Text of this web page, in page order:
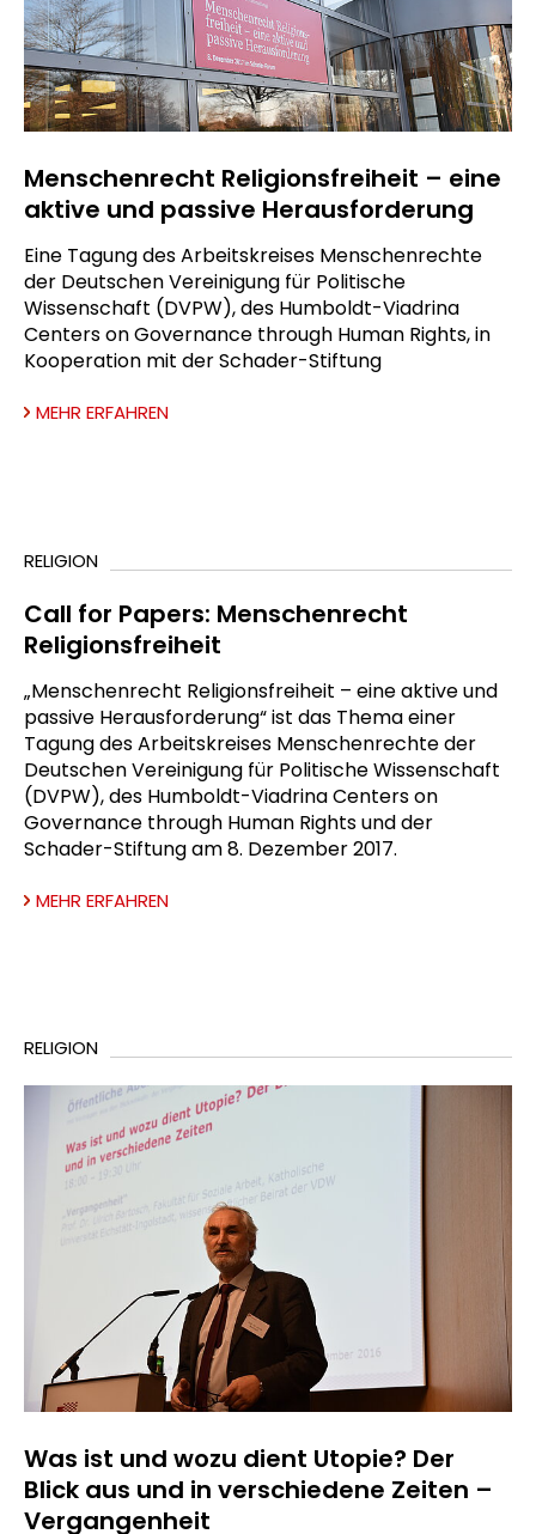
Menschenrecht Religionsfreiheit – eine
aktive und passive Herausforderung
Eine Tagung des Arbeitskreises Menschenrechte
der Deutschen Vereinigung für Politische
Wissenschaft (DVPW), des Humboldt-Viadrina
Centers on Governance through Human Rights, in
Kooperation mit der Schader-Stiftung
MEHR ERFAHREN
RELIGION
Call for Papers: Menschenrecht
Religionsfreiheit
„Menschenrecht Religionsfreiheit – eine aktive und
passive Herausforderung“ ist das Thema einer
Tagung des Arbeitskreises Menschenrechte der
Deutschen Vereinigung für Politische Wissenschaft
(DVPW), des Humboldt-Viadrina Centers on
Governance through Human Rights und der
Schader-Stiftung am 8. Dezember 2017.
MEHR ERFAHREN
RELIGION
Was ist und wozu dient Utopie? Der
Blick aus und in verschiedene Zeiten –
Vergangenheit